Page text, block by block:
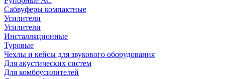
Сабвуферы компактные
Усилители
Усилители
Инсталляционные
Туровые
Чехлы и кейсы для звукового оборудования
Для акустических систем
Для комбоусилителей